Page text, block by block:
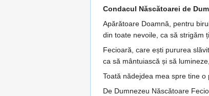
Condacul Născătoarei de
Apărătoare Doamnă, pentru
din toa­te nevo­ile, ca să strigăm
Fecioară, care ești pururea
ca să mântuiască și să
Toată nădejdea mea spre tine
De Dumnezeu Născătoare